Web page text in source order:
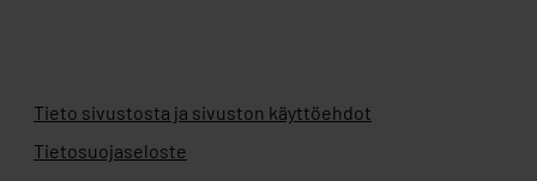
Tieto sivustosta ja sivuston käyttöehdot
Tietosuojaseloste